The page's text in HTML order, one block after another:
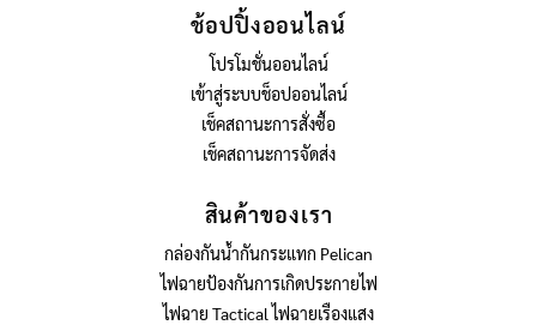
ช้อปปิ้งออนไลน์
โปรโมชั่นออนไลน์
เข้าสู่ระบบช็อปออนไลน์
เช็คสถานะการสั่งซื้อ
เช็คสถานะการจัดส่ง
สินค้าของเรา
กล่องกันน้ำกันกระแทก Pelican
ไฟฉายป้องกันการเกิดประกายไฟ
ไฟฉาย Tactical ไฟฉายเรืองแสง